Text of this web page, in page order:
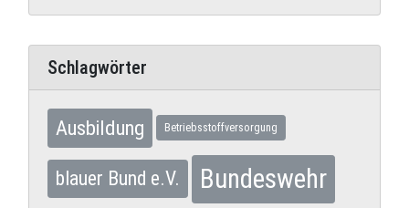
Schlagwörter
Ausbildung Betriebsstoffversorgung
blauer Bund e.V. Bundeswehr